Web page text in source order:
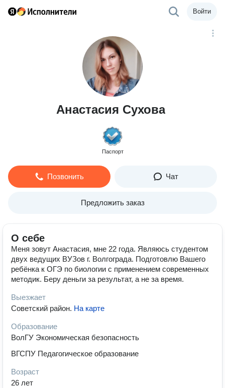
Войти
Анастасия Сухова
Паспорт
Позвонить Чат
Предложить заказ
О себе
Меня зовут Анастасия, мне 22 года. Являюсь студентом
двух ведущих ВУЗов г. Волгограда. Подготовлю Вашего
ребёнка к ОГЭ по биологии с применением современных
методик. Беру деньги за результат, а не за время.
Выезжает
Советский район. На карте
Образование
ВолГУ Экономическая безопасность
ВГСПУ Педагогическое образование
Возраст
26 лет